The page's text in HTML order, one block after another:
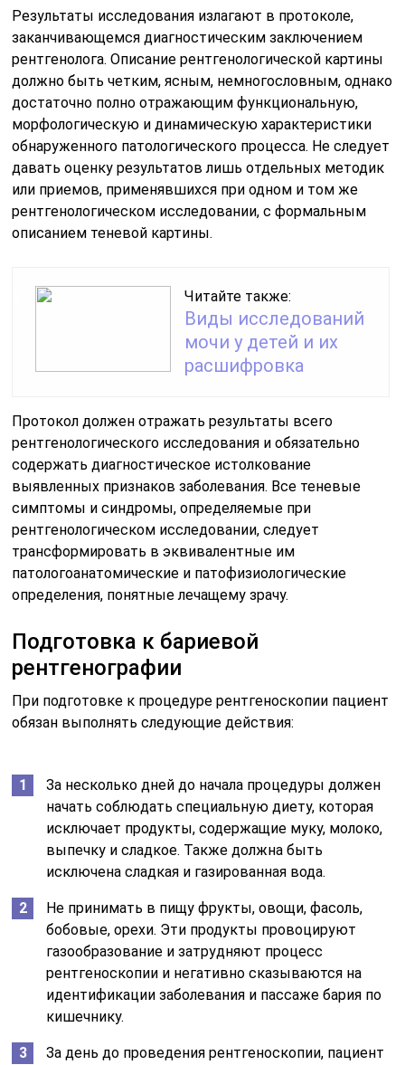
Результаты исследования излагают в протоколе,
заканчивающемся диагностическим заключением
рентгенолога. Описание рентгенологической картины
должно быть четким, ясным, немногословным, однако
достаточно полно отражающим функциональную,
морфологическую и динамическую характеристики
обнаруженного патологического процесса. Не следует
давать оценку результатов лишь отдельных методик
или приемов, применявшихся при одном и том же
рентгенологическом исследовании, с формальным
описанием теневой картины.
Читайте также:
Виды исследований
мочи у детей и их
расшифровка
Протокол должен отражать результаты всего
рентгенологического исследования и обязательно
содержать диагностическое истолкование
выявленных признаков заболевания. Все теневые
симптомы и синдромы, определяемые при
рентгенологическом исследовании, следует
трансформировать в эквивалентные им
патологоанатомические и патофизиологические
определения, понятные лечащему зрачу.
Подготовка к бариевой
рентгенографии
При подготовке к процедуре рентгеноскопии пациент
обязан выполнять следующие действия:
За несколько дней до начала процедуры должен
начать соблюдать специальную диету, которая
исключает продукты, содержащие муку, молоко,
выпечку и сладкое. Также должна быть
исключена сладкая и газированная вода.
Не принимать в пищу фрукты, овощи, фасоль,
бобовые, орехи. Эти продукты провоцируют
газообразование и затрудняют процесс
рентгеноскопии и негативно сказываются на
идентификации заболевания и пассаже бария по
кишечнику.
За день до проведения рентгеноскопии, пациент